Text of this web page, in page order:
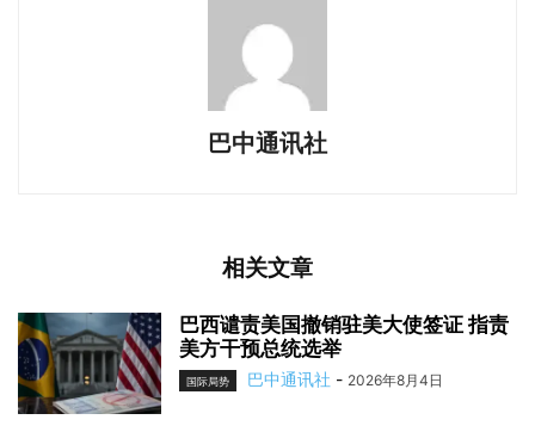
巴中通讯社
相关文章
巴西谴责美国撤销驻美大使签证 指责
美方干预总统选举
国际局势 巴中通讯社 - 2026年8月4日